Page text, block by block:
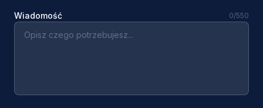
Wiadomość 0/550